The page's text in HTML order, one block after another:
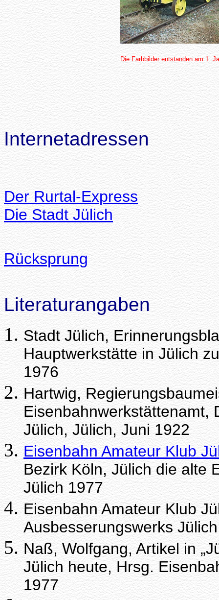
Die Farbbilder entstanden am 1.
Internetadressen
Der Rurtal-Express
Die Stadt Jülich
Rücksprung
Literaturangaben
Stadt Jülich,
Hauptwerkstätte in Jülich
1976
Hartwig,
Eisenbahnwerkstättenamt,
Jülich, Jülich, Juni 1922
Eisenbahn Amateur Klub
Bezirk Köln, Jülich die alte
Jülich 1977
Eisenbahn Amateur Klub
Ausbesserungswerks
Naß, Wolfgang, Artikel in
Jülich heute, Hrsg.
1977